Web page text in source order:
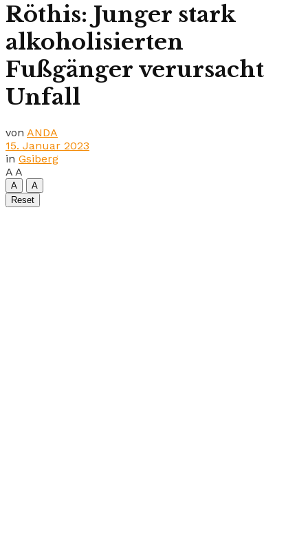
Röthis: Junger stark
alkoholisierten
Fußgänger verursacht
Unfall
von ANDA
15. Januar 2023
in Gsiberg
A A
A
A
Reset